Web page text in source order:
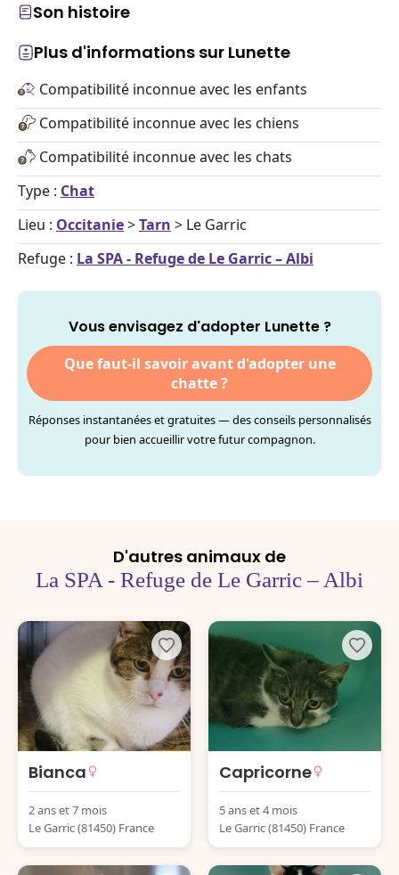
Son histoire
Plus d'informations sur Lunette
Compatibilité inconnue avec les enfants
Compatibilité inconnue avec les chiens
Compatibilité inconnue avec les chats
Type : Chat
Lieu : Occitanie>Tarn > Le Garric
Refuge : La SPA - Refuge de Le Garric – Albi
Vous envisagez d'adopter Lunette ?
Que faut-il savoir avant d'adopter une
chatte ?
Réponses instantanées et gratuites — des conseils personnalisés
pour bien accueillir votre futur compagnon.
D'autres animaux de
La SPA - Refuge de Le Garric – Albi
Bianca
2 ans et 7 mois
Le Garric (81450) France
Capricorne
5 ans et 4 mois
Le Garric (81450) France